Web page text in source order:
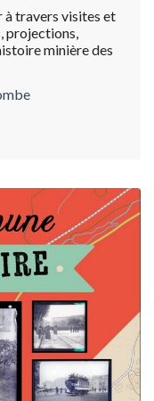
à travers visites et
projections,
minière des